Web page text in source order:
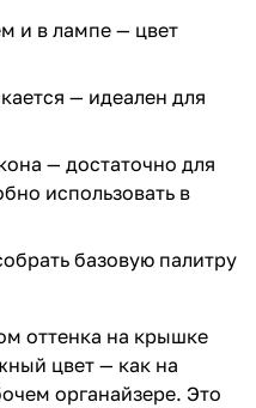
и в лампе — цвет
— идеален для
— достаточно для
использовать в
базовую палитру
оттенка на крышке
цвет — как на
органайзере. Это